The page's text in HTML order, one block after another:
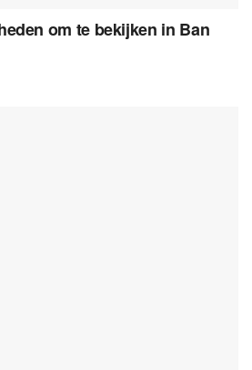
om te bekijken in Ban